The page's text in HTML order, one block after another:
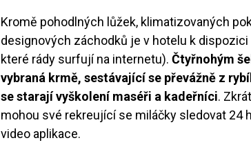
Kromě pohodlných lůžek, klimatizovaných
designových záchodků je v hotelu k dispozici
které rády surfují na internetu).Čtyřnohým
vybraná krmě, sestávající se převážně z
se starají vyškolení maséři a kadeřníci.
mohou své rekreující se miláčky sledovat
video aplikace.